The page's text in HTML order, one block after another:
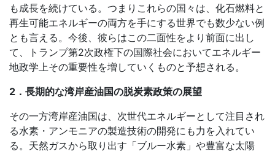
も成長を続けている。つまりこれらの国々は、化石燃料と
再生可能エネルギーの両方を手にする世界でも数少ない例
とも言える。今後、彼らはこの二面性をより前面に出し
て、トランプ第2次政権下の国際社会においてエネルギー
地政学上その重要性を増していくものと予想される。
2 ．長期的な湾岸産油国の脱炭素政策の展望
その一方湾岸産油国は、次世代エネルギーとして注目され
る水素・アンモニアの製造技術の開発にも力を入れてい
る。天然ガスから取り出す「ブルー水素」や豊富な太陽